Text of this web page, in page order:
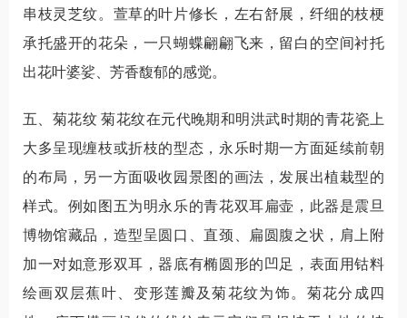
串枝灵芝纹。萱草的叶片修长，左右舒展，纤细的枝梗
承托盛开的花朵，一只蝴蝶翩翩飞来，留白的空间衬托
出花叶婆娑、芳香馥郁的感觉。
五、菊花纹 菊花纹在元代晚期和明洪武时期的青花瓷上
大多呈现缠枝或折枝的型态，永乐时期一方面延续前朝
的布局，另一方面吸收园景图的画法，发展出植栽型的
样式。例如图五为明永乐的青花双耳扁壶，此器是震旦
博物馆藏品，造型呈圆口、直颈、扁圆腹之状，肩上附
加一对如意形双耳，器底有椭圆形的凹足，表面用钴料
绘画双层蕉叶、变形莲瓣及菊花纹为饰。菊花分成四